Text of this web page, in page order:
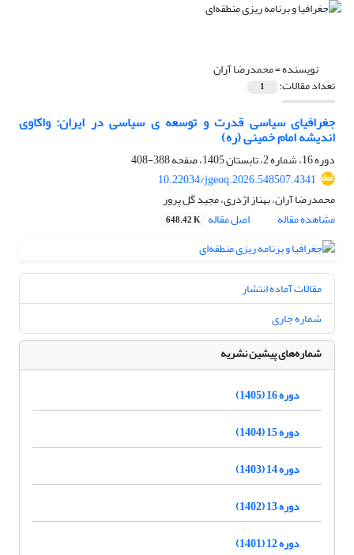
نویسنده =محمدرضا آران
تعداد مقالات: 1
جغرافیای سیاسی قدرت و توسعه ‌ی سیاسی در ایران: واکاوی
اندیشه امام خمینی (ره)
دوره 16، شماره 2، تابستان 1405، صفحه
388-408
10.22034/jgeoq.2026.548507.4341
محمدرضا آران، بهناز اژدری، مجید گل پرور
مشاهده مقاله
اصل مقاله 648.42 K
مقالات آماده انتشار
شماره جاری
شماره‌های پیشین نشریه
دوره 16 (1405)
دوره 15 (1404)
دوره 14 (1403)
دوره 13 (1402)
دوره 12 (1401)